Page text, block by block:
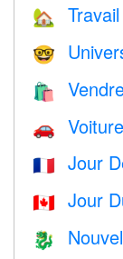
🏡
🤓
🛍
🚗
🇫🇷 Jour
🇨🇦 Jour
🐉